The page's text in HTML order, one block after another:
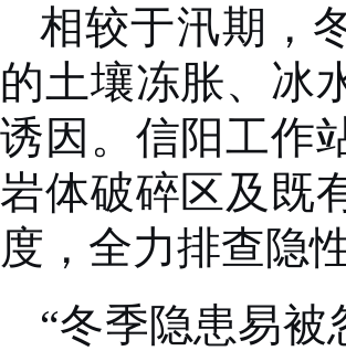
相较于汛期，
的土壤冻胀、冰
诱因。信阳工作
岩体破碎区及既
度，全力排查隐
“冬季隐患易